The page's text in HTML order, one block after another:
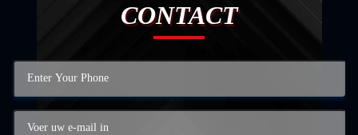
CONTACT